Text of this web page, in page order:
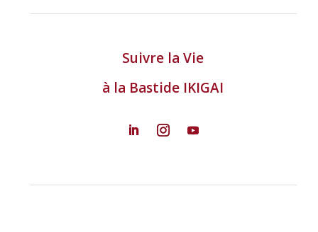
Suivre la Vie
à la Bastide IKIGAI